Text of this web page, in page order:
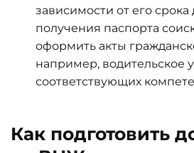
зависимости от его
получения паспорта
оформить акты
например, водительское
соответствующих
Как подготовить